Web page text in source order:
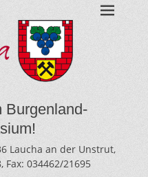
BURGENLAND-
GYMNASIUM
LAUCHA
/ Sachsen-Anhalt
Burgenland-
Laucha an der Unstrut,
Fax: 034462/21695